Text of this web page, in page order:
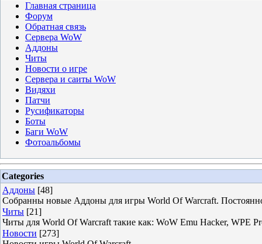
Главная страница
Форум
Обратная связь
Сервера WoW
Аддоны
Читы
Новости о игре
Сервера и саиты WoW
Видяхи
Патчи
Русификаторы
Боты
Баги WoW
Фотоальбомы
Categories
Аддоны [48]
Собранны новые Аддоны для игры World Of Warcraft.
Читы [21]
Читы для World Of Warcraft такие как: WoW Emu Hacker, WPE
Новости [273]